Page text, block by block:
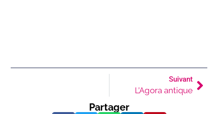
Suivant
L’Agora antique
Partager